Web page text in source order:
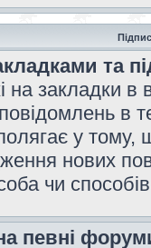
та
на закладки
в
полягає у
нових
чи
певні